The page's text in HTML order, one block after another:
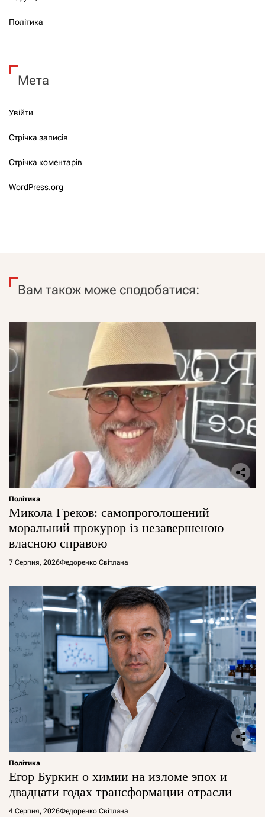
Політика
Мета
Увійти
Стрічка записів
Стрічка коментарів
WordPress.org
Вам також може сподобатися:
Політика
Микола Греков: самопроголошений
моральний прокурор із незавершеною
власною справою
7 Серпня, 2026Федоренко Світлана
Політика
Егор Буркин о химии на изломе эпох и
двадцати годах трансформации отрасли
4 Серпня, 2026Федоренко Світлана